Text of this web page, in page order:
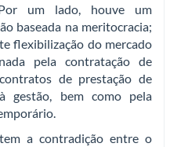
um lado, houve um
baseada na meritocracia;
flexibilização do mercado
pela contratação de
de prestação de
gestão, bem como pela
a contradição entre o